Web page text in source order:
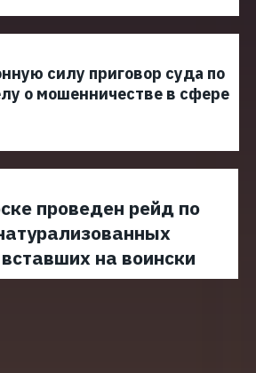
силу приговор суда по
о мошенничестве в сфере
проведен рейд по
на воински